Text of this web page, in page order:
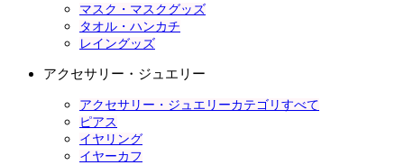
マスク・マスクグッズ
タオル・ハンカチ
レイングッズ
アクセサリー・ジュエリー
アクセサリー・ジュエリーカテゴリすべて
ピアス
イヤリング
イヤーカフ